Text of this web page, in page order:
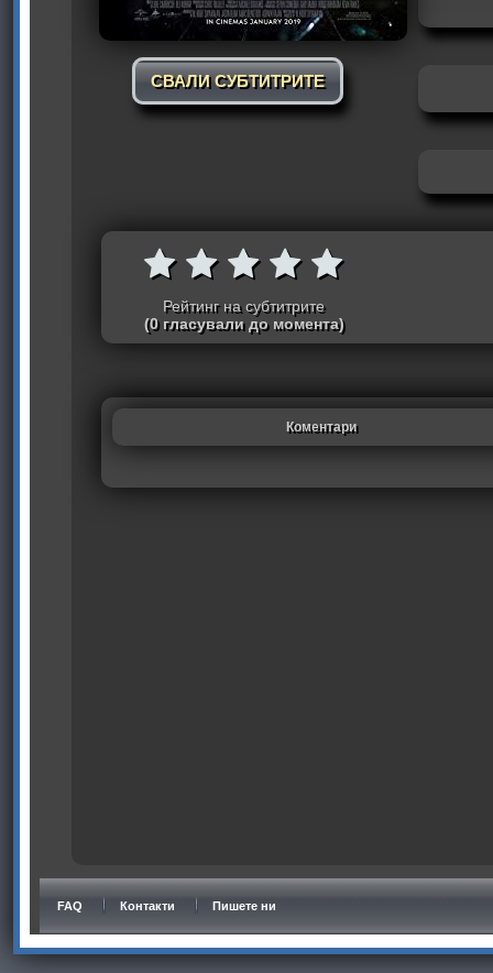
СВАЛИ СУБТИТРИТЕ
Рейтинг на субтитрите
(0 гласували до момента)
Коментари
FAQ Контакти Пишете ни